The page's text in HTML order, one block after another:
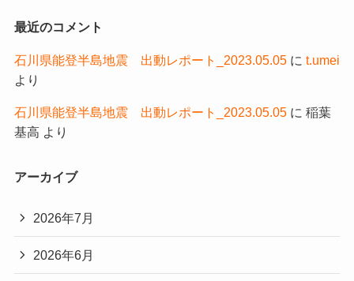
最近のコメント
石川県能登半島地震 出動レポート_2023.05.05に t.umei
より
石川県能登半島地震 出動レポート_2023.05.05に 稲葉
基高 より
アーカイブ
2026年7月
2026年6月